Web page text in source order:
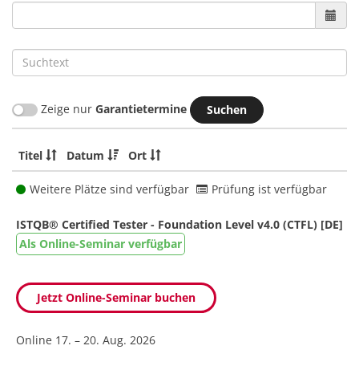
Suchtext
Zeige nur Garantietermine
Titel Datum Ort
Weitere Plätze sind verfügbar Prüfung ist verfügbar
ISTQB® Certified Tester - Foundation Level v4.0 (CTFL) [DE]
Als Online-Seminar verfügbar
Jetzt Online-Seminar buchen
Online 17. – 20. Aug. 2026